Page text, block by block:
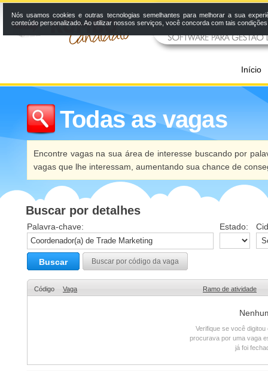
Início
Todas as vagas
Encontre vagas na sua área de interesse buscando por
vagas que lhe interessam, aumentando sua chance de
Buscar por detalhes
Palavra-chave: Estado:
Buscar Buscar por código da vaga
Código Vaga Ramo de atividade
Verifique se você
procurava por uma vaga
já foi
Nós usamos cookies e outras tecnologias semelhantes para melhorar a sua
conteúdo personalizado. Ao utilizar nossos serviços, você concorda com tais